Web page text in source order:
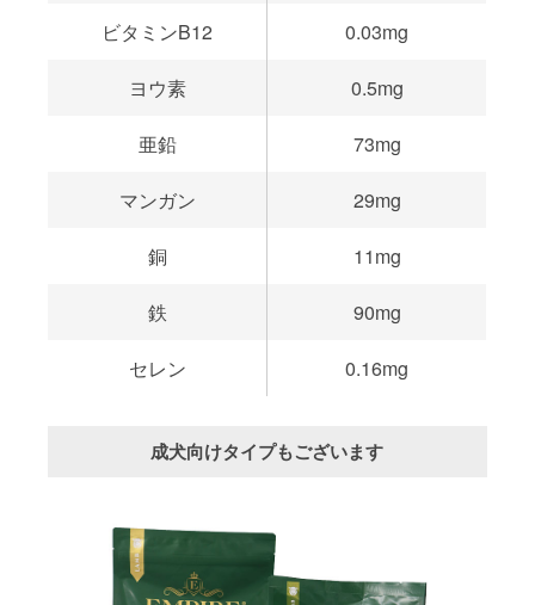
ビタミンB12 0.03mg
ヨウ素 0.5mg
亜鉛 73mg
マンガン 29mg
銅 11mg
鉄 90mg
セレン 0.16mg
成犬向けタイプもございます